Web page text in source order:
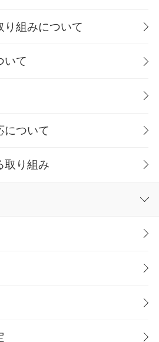
り組みについて
いて
について
取り組み